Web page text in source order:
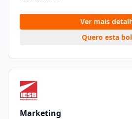
Ver mais
Quero esta
Marketing